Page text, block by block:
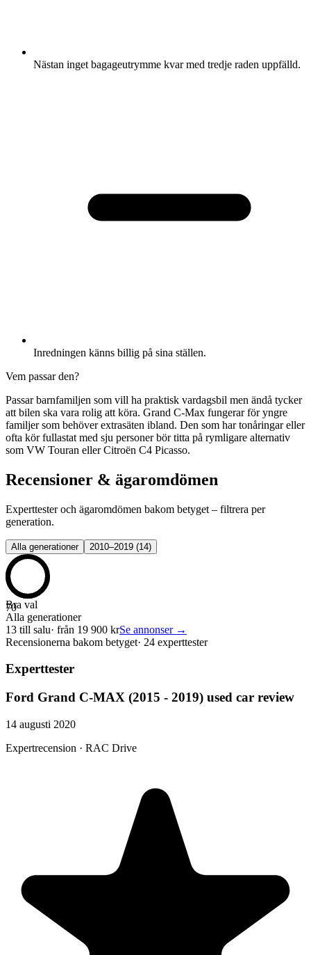
Nästan inget bagageutrymme kvar med tredje raden uppfälld.
Inredningen känns billig på sina ställen.
Vem passar den?
Passar barnfamiljen som vill ha praktisk vardagsbil men ändå tycker
att bilen ska vara rolig att köra. Grand C-Max fungerar för yngre
familjer som behöver extrasäten ibland. Den som har tonåringar eller
ofta kör fullastat med sju personer bör titta på rymligare alternativ
som VW Touran eller Citroën C4 Picasso.
Recensioner & ägaromdömen
Experttester och ägaromdömen bakom betyget – filtrera per
generation.
Alla generationer 2010–2019 (14)
70
Bra val
Alla generationer
13 till salu· från 19 900 krSe annonser →
Recensionerna bakom betyget· 24 experttester
Experttester
Ford Grand C-MAX (2015 - 2019) used car review
14 augusti 2020
Expertrecension · RAC Drive